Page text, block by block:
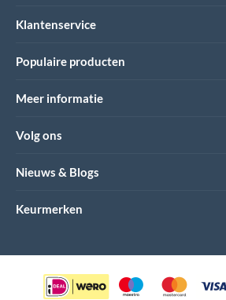
Klantenservice
Populaire producten
Meer informatie
Volg ons
Nieuws & Blogs
Keurmerken